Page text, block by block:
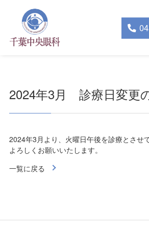
2024年3月 診療日変更
2024年3月より、火曜日午後を診療とさせ
よろしくお願いいたします。
一覧に戻る